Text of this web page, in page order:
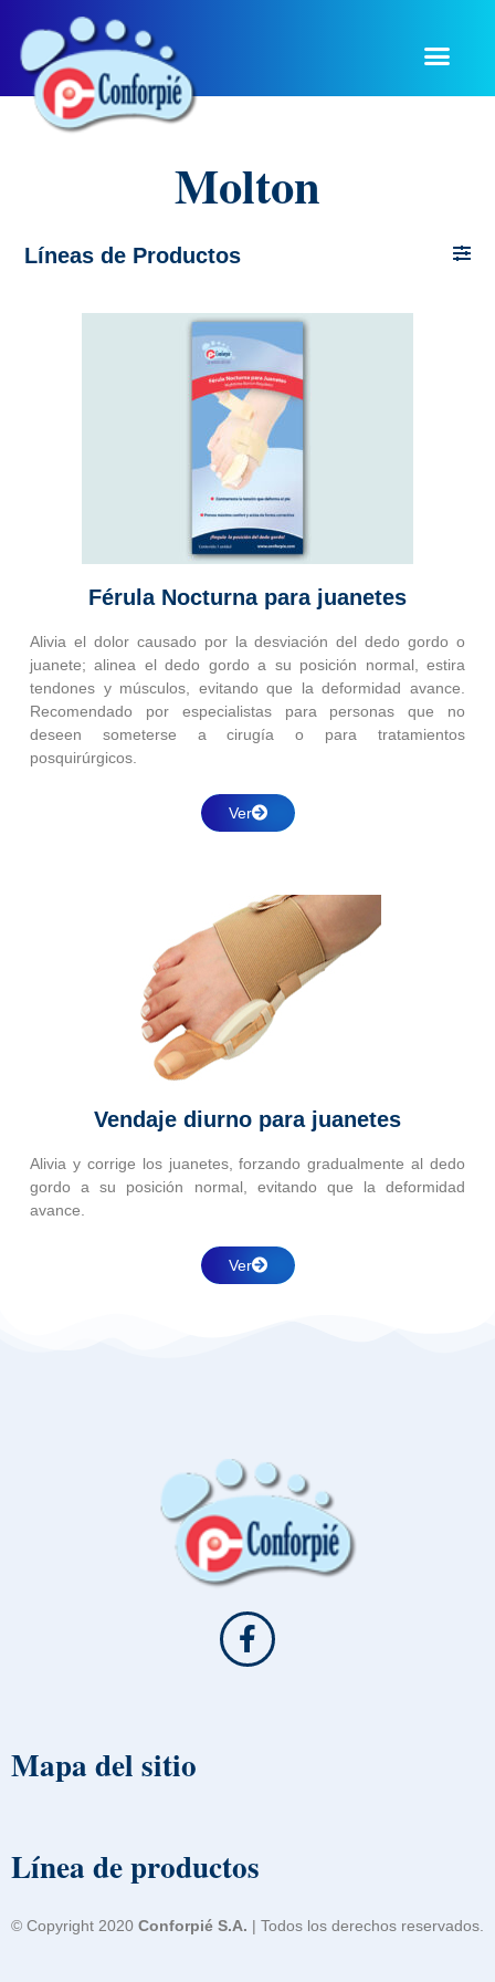
Molton
Líneas de Productos
Férula Nocturna para juanetes
Alivia el dolor causado por la desviación del dedo gordo o
juanete; alinea el dedo gordo a su posición normal, estira
tendones y músculos, evitando que la deformidad avance.
Recomendado por especialistas para personas que no
deseen someterse a cirugía o para tratamientos
posquirúrgicos.
Ver
Vendaje diurno para juanetes
Alivia y corrige los juanetes, forzando gradualmente al dedo
gordo a su posición normal, evitando que la deformidad
avance.
Ver
Mapa del sitio
Línea de productos
© Copyright 2020 Conforpié S.A. | Todos los derechos reservados.